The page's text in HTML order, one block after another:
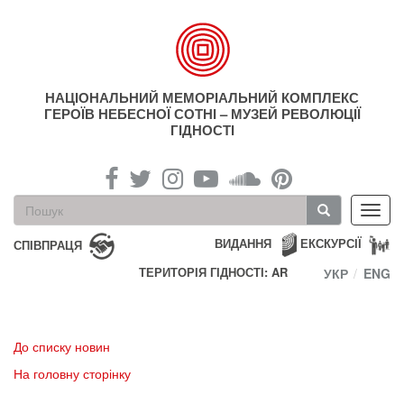
НАЦІОНАЛЬНИЙ МЕМОРІАЛЬНИЙ КОМПЛЕКС
ГЕРОЇВ НЕБЕСНОЇ СОТНІ – МУЗЕЙ РЕВОЛЮЦІЇ
ГІДНОСТІ
Пошукова
форма
Пошук
СПІВПРАЦЯ ЕКСКУРСІЇ
ВИДАННЯ
ТЕРИТОРІЯ ГІДНОСТІ: AR
УКР ENG
До списку новин
На головну сторінку